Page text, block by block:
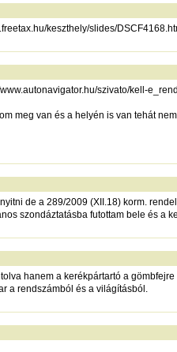
keszthely/slides/
szivato/kell-
meg van és a helyén is van tehát
de a 289/2009 (XII.18) korm.
szondáztatásba futottam bele és a
hanem a kerékpártartó a gömbfejre
a rendszámból és a világításból.